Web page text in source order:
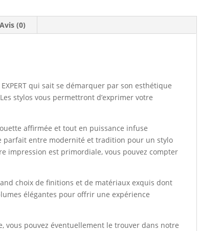
Avis (0)
qui sait se démarquer par son esthétique
stylos vous permettront d’exprimer votre
affirmée et tout en puissance infuse
parfait entre modernité et tradition pour un stylo
impression est primordiale, vous pouvez compter
choix de finitions et de matériaux exquis dont
élégantes pour offrir une expérience
vous pouvez éventuellement le trouver dans notre